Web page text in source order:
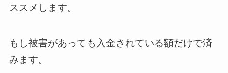
ススメします。
もし被害があっても入金されている額だけで済
みます。